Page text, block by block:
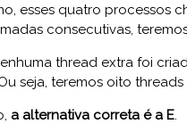
esses quatro processos
consecutivas,
thread extra foi
seja, teremos oito threads
a alternativa correta é a E